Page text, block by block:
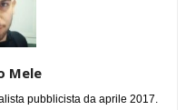
Mele
pubblicista da aprile 2017.